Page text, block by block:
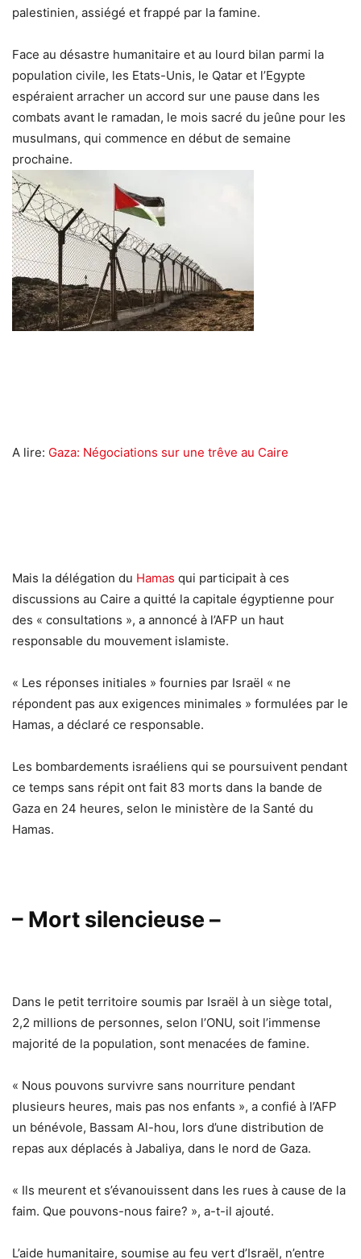
palestinien, assiégé et frappé par la famine.
Face au désastre humanitaire et au lourd bilan parmi la
population civile, les Etats-Unis, le Qatar et l’Egypte
espéraient arracher un accord sur une pause dans les
combats avant le ramadan, le mois sacré du jeûne pour les
musulmans, qui commence en début de semaine
prochaine.
A lire: Gaza: Négociations sur une trêve au Caire
Mais la délégation du Hamas qui participait à ces
discussions au Caire a quitté la capitale égyptienne pour
des « consultations », a annoncé à l’AFP un haut
responsable du mouvement islamiste.
« Les réponses initiales » fournies par Israël « ne
répondent pas aux exigences minimales » formulées par le
Hamas, a déclaré ce responsable.
Les bombardements israéliens qui se poursuivent pendant
ce temps sans répit ont fait 83 morts dans la bande de
Gaza en 24 heures, selon le ministère de la Santé du
Hamas.
– Mort silencieuse –
Dans le petit territoire soumis par Israël à un siège total,
2,2 millions de personnes, selon l’ONU, soit l’immense
majorité de la population, sont menacées de famine.
« Nous pouvons survivre sans nourriture pendant
plusieurs heures, mais pas nos enfants », a confié à l’AFP
un bénévole, Bassam Al-hou, lors d’une distribution de
repas aux déplacés à Jabaliya, dans le nord de Gaza.
« Ils meurent et s’évanouissent dans les rues à cause de la
faim. Que pouvons-nous faire? », a-t-il ajouté.
L’aide humanitaire, soumise au feu vert d’Israël, n’entre